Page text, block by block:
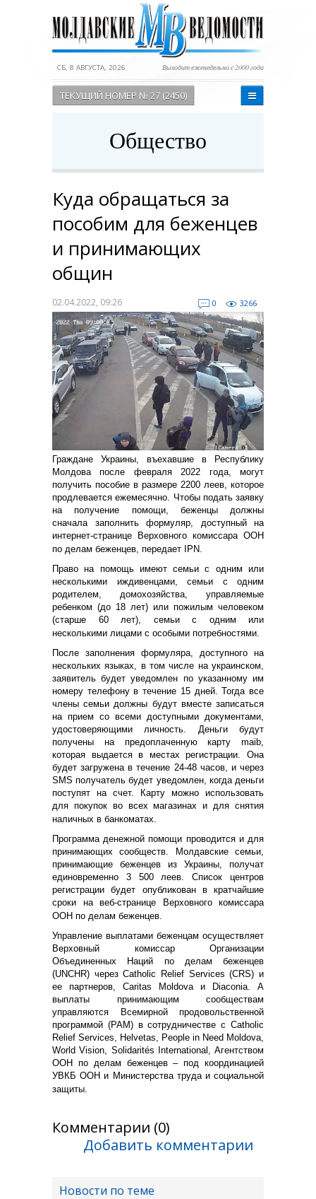
СБ, 8 АВГУСТА, 2026 Выходит еженедельно с 2000 года
ТЕКУЩИЙ НОМЕР № 27 (2450)
Общество
Куда обращаться за
пособим для беженцев
и принимающих
общин
02.04.2022, 09:26 0 3266
Граждане Украины, въехавшие в Республику
Молдова после февраля 2022 года, могут
получить пособие в размере 2200 леев, которое
продлевается ежемесячно. Чтобы подать заявку
на получение помощи, беженцы должны
сначала заполнить формуляр, доступный на
интернет-странице Верховного комиссара ООН
по делам беженцев, передает IPN.
Право на помощь имеют семьи с одним или
несколькими иждивенцами, семьи с одним
родителем, домохозяйства, управляемые
ребенком (до 18 лет) или пожилым человеком
(старше 60 лет), семьи с одним или
несколькими лицами с особыми потребностями.
После заполнения формуляра, доступного на
нескольких языках, в том числе на украинском,
заявитель будет уведомлен по указанному им
номеру телефону в течение 15 дней. Тогда все
члены семьи должны будут вместе записаться
на прием со всеми доступными документами,
удостоверяющими личность. Деньги будут
получены на предоплаченную карту maib,
которая выдается в местах регистрации. Она
будет загружена в течение 24-48 часов, и через
SMS получатель будет уведомлен, когда деньги
поступят на счет. Карту можно использовать
для покупок во всех магазинах и для снятия
наличных в банкоматах.
Программа денежной помощи проводится и для
принимающих сообществ. Молдавские семьи,
принимающие беженцев из Украины, получат
единовременно 3 500 леев. Список центров
регистрации будет опубликован в кратчайшие
сроки на веб-странице Верховного комиссара
ООН по делам беженцев.
Управление выплатами беженцам осуществляет
Верховный комиссар Организации
Объединенных Наций по делам беженцев
(UNCHR) через Catholic Relief Services (CRS) и
ее партнеров, Caritas Moldova и Diaconia. А
выплаты принимающим сообществам
управляются Всемирной продовольственной
программой (PAM) в сотрудничестве с Catholic
Relief Services, Helvetas, People in Need Moldova,
World Vision, Solidarités International, Агентством
ООН по делам беженцев – под координацией
УВКБ ООН и Министерства труда и социальной
защиты.
Комментарии (0)
Добавить комментарии
Новости по теме